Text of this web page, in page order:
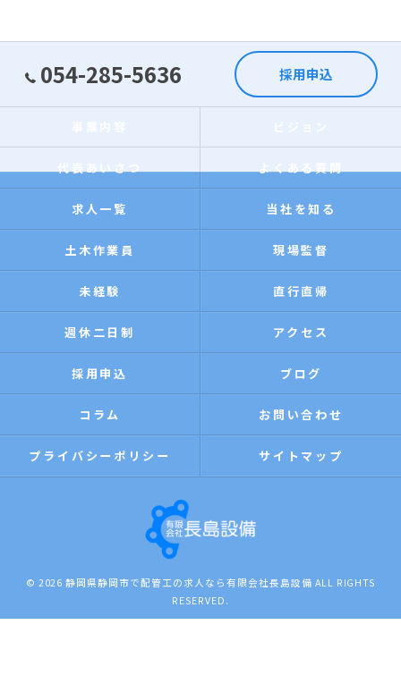
054-285-5636 採用申込
代表あいさつ よくある質問
求人一覧 当社を知る
土木作業員 現場監督
未経験 直行直帰
週休二日制 アクセス
採用申込 ブログ
コラム お問い合わせ
プライバシーポリシー サイトマップ
© 2026 静岡県静岡市で配管工の求人なら有限会社長島設備 ALL RIGHTS
RESERVED.